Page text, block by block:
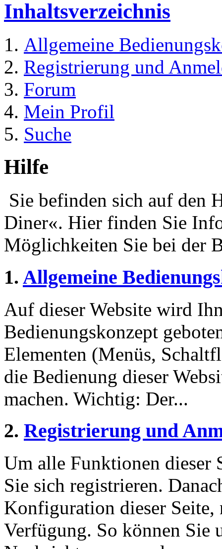
Inhaltsverzeichnis
Allgemeine
Registrierung und
Forum
Mein Profil
Suche
Hilfe
Sie befinden sich auf den
Diner«. Hier finden Sie
Möglichkeiten Sie bei der
1. Allgemeine
Auf dieser Website wird
Bedienungskonzept
Elementen (Menüs,
die Bedienung dieser
machen. Wichtig: Der...
2. Registrierung und
Um alle Funktionen dieser
Sie sich registrieren.
Konfiguration dieser
Verfügung. So können Sie